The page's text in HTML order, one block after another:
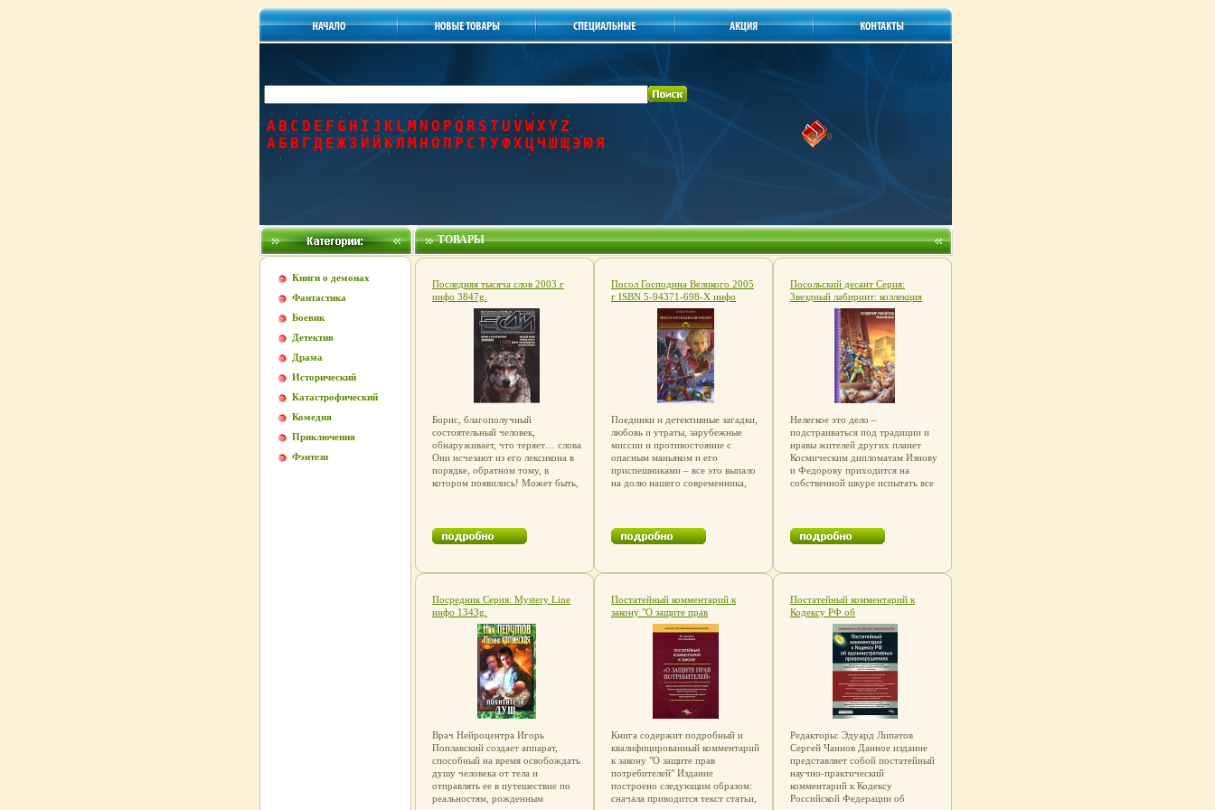
A B C D E F G H I J K L M N O P Q R S T U V WXYZ
А Б В Г Д Е Ж З И Й КЛ М Н О П Р С Т УФХЦЧ Ш Щ Э ЮЯ 0
Книги о демонах
Фантастика
Боевик
Детектив
Драма
Исторический
Катастрофический
Комедия
Приключения
Фэнтези
ТОВАРЫ
Последняя тысяча слов 2003 г
инфо 3847g.
Борис, благополучный
состоятельный человек,
обнаруживает, что теряет… слова
Они исчезают из его лексикона в
порядке, обратном тому, в
котором появились! Может быть,
Пользователям осуществляется
ООО "ЛитРес" Предоставление
осуществляется ООО "ЛитРес".
Посол Господина Великого 2005
г ISBN 5-94371-698-X инфо
Поединки и детективные загадки,
любовь и утраты, зарубежные
миссии и противостояние с
опасным маньяком и его
приспешниками – все это выпало
на долю нашего современника,
становится начальником тайной
службы Господина Великого
Произведения Пользователям
Предоставление Произведения
Пользователям осуществляется
ООО "ЛитРес".
Посольский десант Серия:
Звездный лабиринт: коллекция
инфо 2530g.
Нелегкое это дело –
подстраиваться под традиции и
нравы жителей других планет
Космическим дипломатам Изнову
и Федорову приходится на
собственной шкуре испытать все
мировПредоставление
Произведения Пользователям
Предоставление Произведения
ООО "ЛитРес".
Посредник Серия: Mystery Line
инфо 1343g.
Врач Нейроцентра Игорь
Поплавский создает аппарат,
способный на время освобождать
душу человека от тела и
отправлять ее в путешествие по
реальностям, рожденным
Постатейный комментарий к
закону "О защите прав
потребителей" Аншаков Р
Баршина Александр Никифоров
Книга содержит подробный и
квалифицированный комментарий
к закону "О защите прав
потребителей" Издание
построено следующим образом:
сначала приводится текст статьи,
Постатейный комментарий к
Кодексу РФ об
административных
правонарушениях Серия:
Комментарии к российскому
законодательству инфо 8210h.
Редакторы: Эдуард Липатов
Сергей Чаннов Данное издание
представляет собой постатейный
научно-практический
комментарий к Кодексу
Российской Федерации об